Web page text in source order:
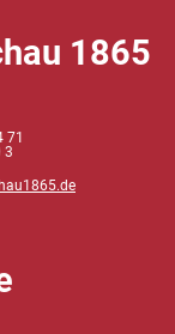
1865
71
3